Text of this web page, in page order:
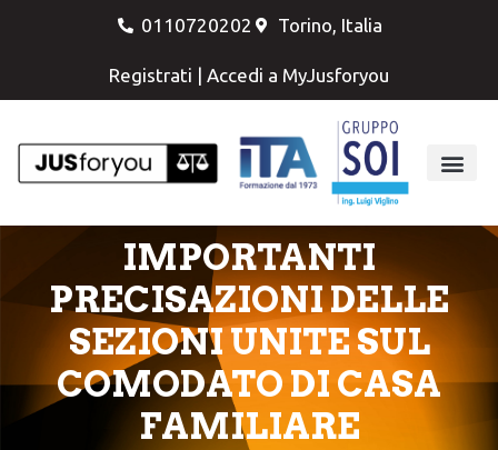
0110720202 Torino, Italia
Registrati | Accedi a MyJusforyou
IMPORTANTI
PRECISAZIONI DELLE
SEZIONI UNITE SUL
COMODATO DI CASA
FAMILIARE